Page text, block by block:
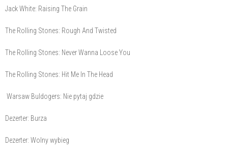
Jack White: Raising The Grain
The Rolling Stones: Rough And Twisted
The Rolling Stones: Never Wanna Loose You
The Rolling Stones: Hit Me In The Head
Warsaw Buldogers: Nie pytaj gdzie
Dezerter: Burza
Dezerter: Wolny wybieg